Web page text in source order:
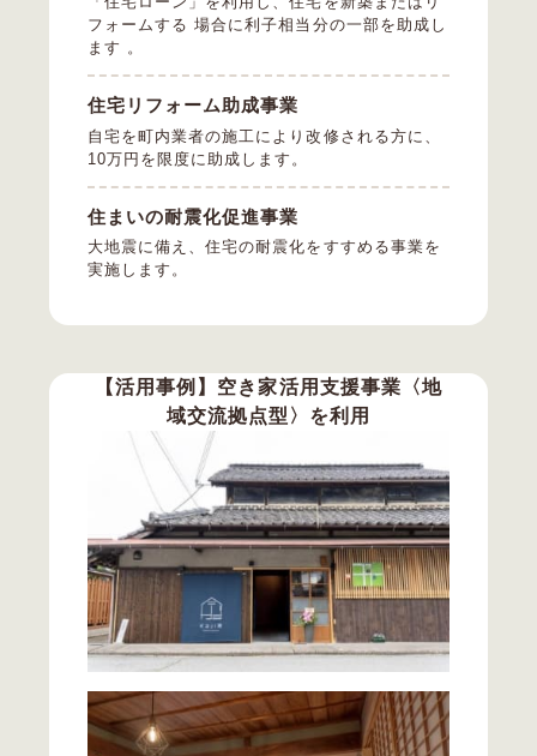
フォームする 場合に利子相当分の一部を助成し
ます 。
住宅リフォーム助成事業
自宅を町内業者の施工により改修される方に、
10万円を限度に助成します。
住まいの耐震化促進事業
大地震に備え、住宅の耐震化をすすめる事業を
実施します。
【活用事例】空き家活用支援事業〈地
域交流拠点型〉を利用